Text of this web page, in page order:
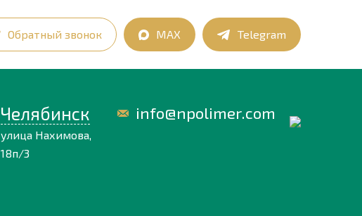
Обратный звонок MAX Telegram
Челябинск
улица Нахимова,
18п/3
info@npolimer.com